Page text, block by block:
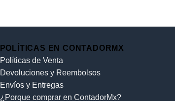
POLÍTICAS EN CONTADORMX
Políticas de Venta
Devoluciones y Reembolsos
Envíos y Entregas
¿Porque comprar en ContadorMx?